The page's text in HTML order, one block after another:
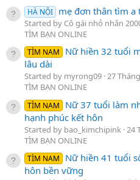
HÀ NỘI mẹ đơn thân tìm a
Started by Cô gái nhỏ nhắn
TÌM BẠN ONLINE
TÌM NAM
Nữ hiền 32 tuổi
lâu dài
Started by myrong09 27
TÌM BẠN ONLINE
TÌM NAM
Nữ 37 tuổi làm
hạnh phúc kết hôn
Started by bao_kimchipink 24
TÌM BẠN ONLINE
TÌM NAM
Nữ hiền 41 tuổi
hôn bền vững